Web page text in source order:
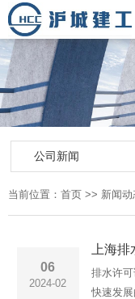
公司新闻
当前位置： 首页 >> 新闻动
06
2024-02
上海
排水许
快速发